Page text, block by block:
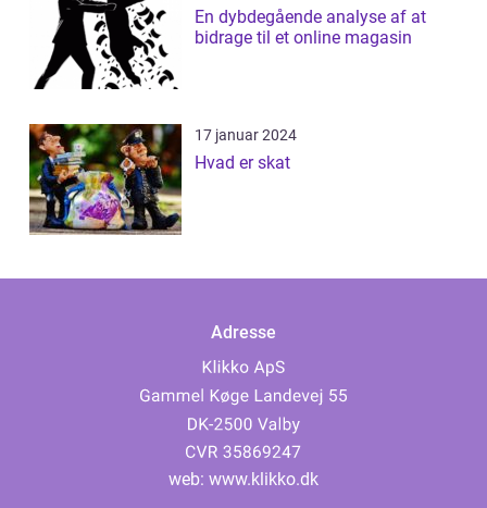
En dybdegående analyse af at
bidrage til et online magasin
17 januar 2024
Hvad er skat
Adresse
web: www.klikko.dk